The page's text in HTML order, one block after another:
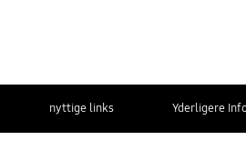
nyttige links Yderligere